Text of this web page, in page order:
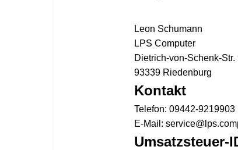
Leon Schumann
LPS Computer
Dietrich-von-Schenk-Str.
93339 Riedenburg
Kontakt
Telefon: 09442-9219903
E-Mail:
Umsatzsteuer-